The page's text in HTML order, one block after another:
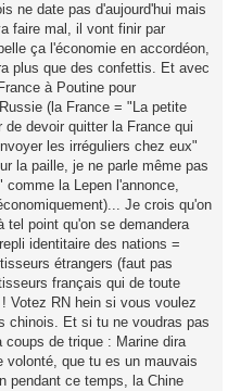
ne date pas d'aujourd'hui mais
faire mal, il vont finir par
ça l'économie en accordéon,
plus que des confettis. Et avec
à Poutine pour
(la France = "La petite
devoir quitter la France qui
les irréguliers chez eux"
la paille, je ne parle même pas
la Lepen l'annonce,
Je crois qu'on
point qu'on se demandera
identitaire des nations =
étrangers (faut pas
français qui de toute
Votez RN hein si vous voulez
chinois. Et si tu ne voudras pas
coups de trique : Marine dira
que tu es un mauvais
pendant ce temps, la Chine